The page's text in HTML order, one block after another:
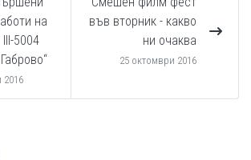
на
5004
2016
във вторник - какво
ни очаква
25 октомври 2016